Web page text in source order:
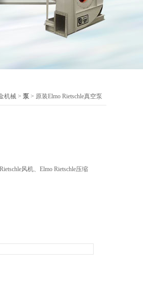
机械 > 泵 > 原装Elmo Rietschle真空泵
风机、Elmo Rietschle压缩